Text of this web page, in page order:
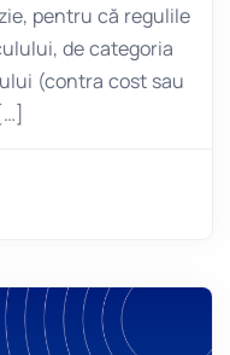
pentru că regulile
de categoria
(contra cost sau